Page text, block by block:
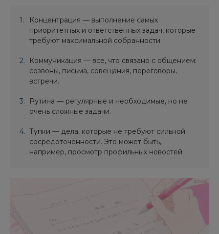
Концентрация — выполнение самых
приоритетных и ответственных задач, которые
требуют максимальной собранности.
Коммуникация — все, что связано с общением:
созвоны, письма, совещания, переговоры,
встречи.
Рутина — регулярные и необходимые, но не
очень сложные задачи.
Тупки — дела, которые не требуют сильной
сосредоточенности. Это может быть,
например, просмотр профильных новостей.